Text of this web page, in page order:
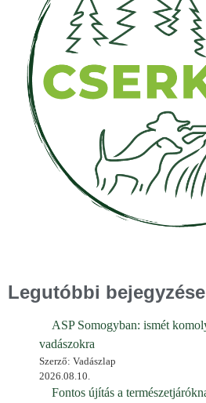
Legutóbbi
ASP Somogyban: ismét
vadászokra
Szerző: Vadászlap
2026.08.10.
Fontos újítás a